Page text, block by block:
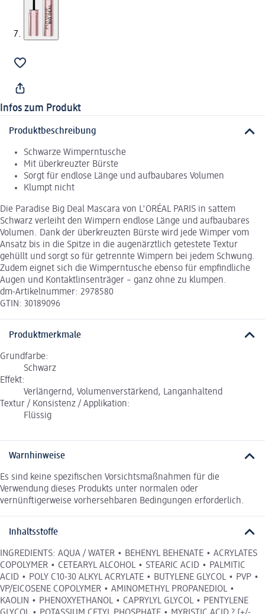
Infos zum Produkt
Produktbeschreibung
Schwarze Wimperntusche
Mit überkreuzter Bürste
Sorgt für endlose Länge und aufbaubares Volumen
Klumpt nicht
Die Paradise Big Deal Mascara von L'ORÉAL PARIS in sattem
Schwarz verleiht den Wimpern endlose Länge und aufbaubares
Volumen. Dank der überkreuzten Bürste wird jede Wimper vom
Ansatz bis in die Spitze in die augenärztlich getestete Textur
gehüllt und sorgt so für getrennte Wimpern bei jedem Schwung.
Zudem eignet sich die Wimperntusche ebenso für empfindliche
Augen und Kontaktlinsenträger – ganz ohne zu klumpen.
dm-Artikelnummer: 2978580
GTIN: 30189096
Produktmerkmale
Grundfarbe:
Schwarz
Effekt:
Verlängernd, Volumenverstärkend, Langanhaltend
Textur / Konsistenz / Applikation:
Flüssig
Warnhinweise
Es sind keine spezifischen Vorsichtsmaßnahmen für die
Verwendung dieses Produkts unter normalen oder
vernünftigerweise vorhersehbaren Bedingungen erforderlich.
Inhaltsstoffe
INGREDIENTS: AQUA / WATER • BEHENYL BEHENATE • ACRYLATES
COPOLYMER • CETEARYL ALCOHOL • STEARIC ACID • PALMITIC
ACID • POLY C10-30 ALKYL ACRYLATE • BUTYLENE GLYCOL • PVP •
VP/EICOSENE COPOLYMER • AMINOMETHYL PROPANEDIOL •
KAOLIN • PHENOXYETHANOL • CAPRYLYL GLYCOL • PENTYLENE